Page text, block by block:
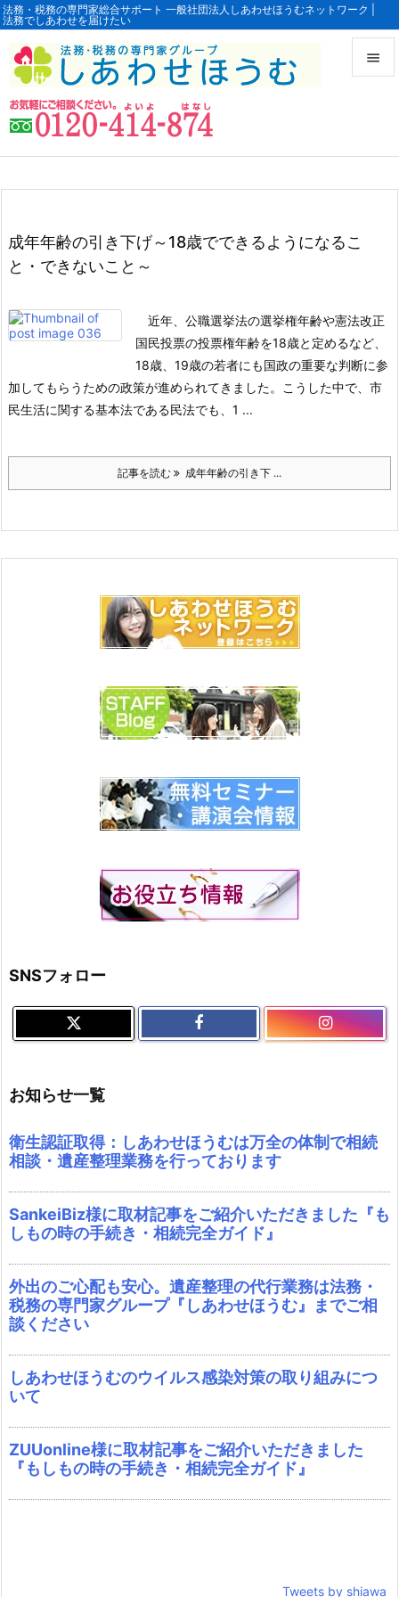

サイド

法務・税務の専門家総合サポート 一般社団法人しあわせほうむネットワーク |
法務でしあわせを届けたい
成年年齢の引き下げ～18歳でできるようになるこ
と・できないこと～
近年、公職選挙法の選挙権年齢や憲法改正
国民投票の投票権年齢を18歳と定めるなど、
18歳、19歳の若者にも国政の重要な判断に参
加してもらうための政策が進められてきました。
こうした中で、市
民生活に関する基本法である民法でも、1 ...
記事を読む 成年年齢の引き下 ...
SNSフォロー
お知らせ一覧
衛生認証取得：しあわせほうむは万全の体制で相続
相談・遺産整理業務を行っております
SankeiBiz様に取材記事をご紹介いただきました『も
しもの時の手続き・相続完全ガイド』
外出のご心配も安心。遺産整理の代行業務は法務・
税務の専門家グループ『しあわせほうむ』までご相
談ください
しあわせほうむのウイルス感染対策の取り組みにつ
いて
ZUUonline様に取材記事をご紹介いただきました
『もしもの時の手続き・相続完全ガイド』
Tweets by shiawa